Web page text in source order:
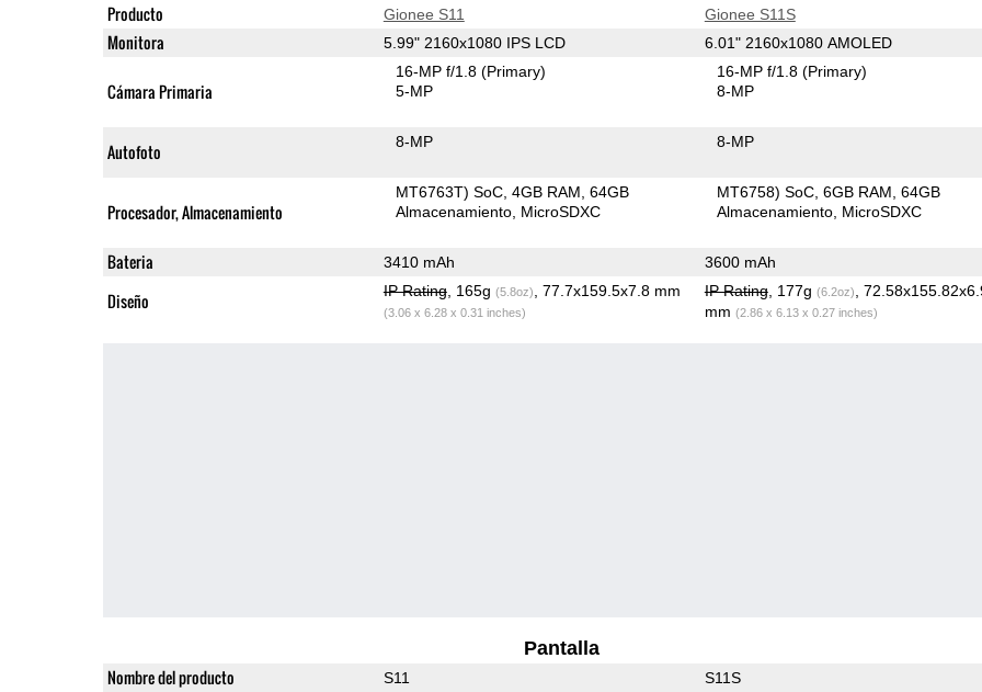
Producto Gionee S11 Gionee S11S
Monitora 5.99" 2160x1080 IPS LCD 6.01" 2160x1080 AMOLED
Cámara Primaria
16-MP f/1.8(Primary)
5-MP
16-MP f/1.8(Primary)
8-MP
Autofoto 8-MP 8-MP
Procesador, Almacenamiento
MT6763T) SoC 4GB RAM 64GB
Almacenamiento MicroSDXC
MT6758) SoC 6GB RAM 64GB
Almacenamiento MicroSDXC
Bateria 3410 mAh 3600 mAh
Diseño IP Rating, 165g (5.8oz) , 77.7x159.5x7.8 mm
(3.06 x 6.28 x 0.31 inches)
IP Rating, 177g (6.2oz)
,
mm (2.86 x 6.13 x 0.27 inches)
Pantalla
Nombre del producto S11 S11S